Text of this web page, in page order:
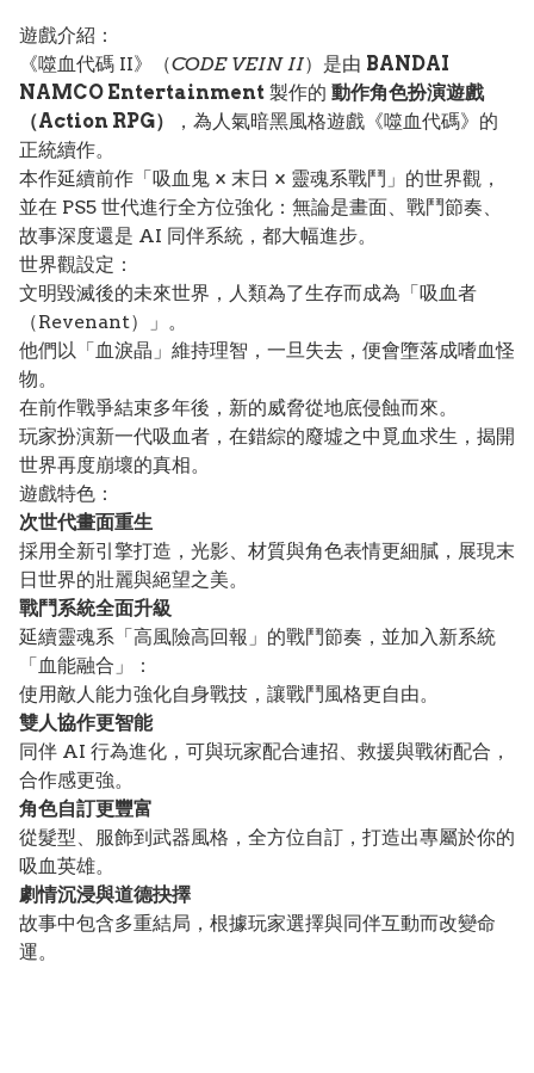
遊戲介紹：
《噬血代碼 II》（CODE VEIN II）是由 BANDAI
NAMCO Entertainment 製作的 動作角色扮演遊戲
（Action RPG）
，為人氣暗黑風格遊戲《噬血代碼》的
正統續作。
本作延續前作「吸血鬼 × 末日 × 靈魂系戰鬥」的世界觀，
並在 PS5 世代進行全方位強化：無論是畫面、戰鬥節奏、
故事深度還是 AI 同伴系統，都大幅進步。
世界觀設定：
文明毀滅後的未來世界，人類為了生存而成為「吸血者
（Revenant）」。
他們以「血淚晶」維持理智，一旦失去，便會墮落成嗜血怪
物。
在前作戰爭結束多年後，新的威脅從地底侵蝕而來。
玩家扮演新一代吸血者，在錯綜的廢墟之中覓血求生，揭開
世界再度崩壞的真相。
遊戲特色：
次世代畫面重生
採用全新引擎打造，光影、材質與角色表情更細膩，展現末
日世界的壯麗與絕望之美。
戰鬥系統全面升級
延續靈魂系「高風險高回報」的戰鬥節奏，並加入新系統
「血能融合」：
使用敵人能力強化自身戰技，讓戰鬥風格更自由。
雙人協作更智能
同伴 AI 行為進化，可與玩家配合連招、救援與戰術配合，
合作感更強。
角色自訂更豐富
從髮型、服飾到武器風格，全方位自訂，打造出專屬於你的
吸血英雄。
劇情沉浸與道德抉擇
故事中包含多重結局，根據玩家選擇與同伴互動而改變命
運。